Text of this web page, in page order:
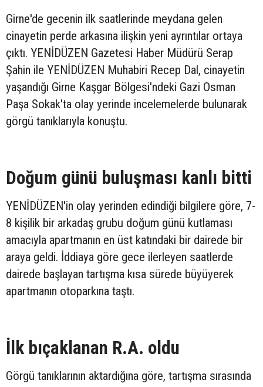
Girne'de gecenin ilk saatlerinde meydana gelen
cinayetin perde arkasına ilişkin yeni ayrıntılar ortaya
çıktı. YENİDÜZEN Gazetesi Haber Müdürü Serap
Şahin ile YENİDÜZEN Muhabiri Recep Dal, cinayetin
yaşandığı Girne Kaşgar Bölgesi'ndeki Gazi Osman
Paşa Sokak'ta olay yerinde incelemelerde bulunarak
görgü tanıklarıyla konuştu.
Doğum günü buluşması kanlı bitti
YENİDÜZEN'in olay yerinden edindiği bilgilere göre, 7-
8 kişilik bir arkadaş grubu doğum günü kutlaması
amacıyla apartmanın en üst katındaki bir dairede bir
araya geldi. İddiaya göre gece ilerleyen saatlerde
dairede başlayan tartışma kısa sürede büyüyerek
apartmanın otoparkına taştı.
İlk bıçaklanan R.A. oldu
Görgü tanıklarının aktardığına göre, tartışma sırasında